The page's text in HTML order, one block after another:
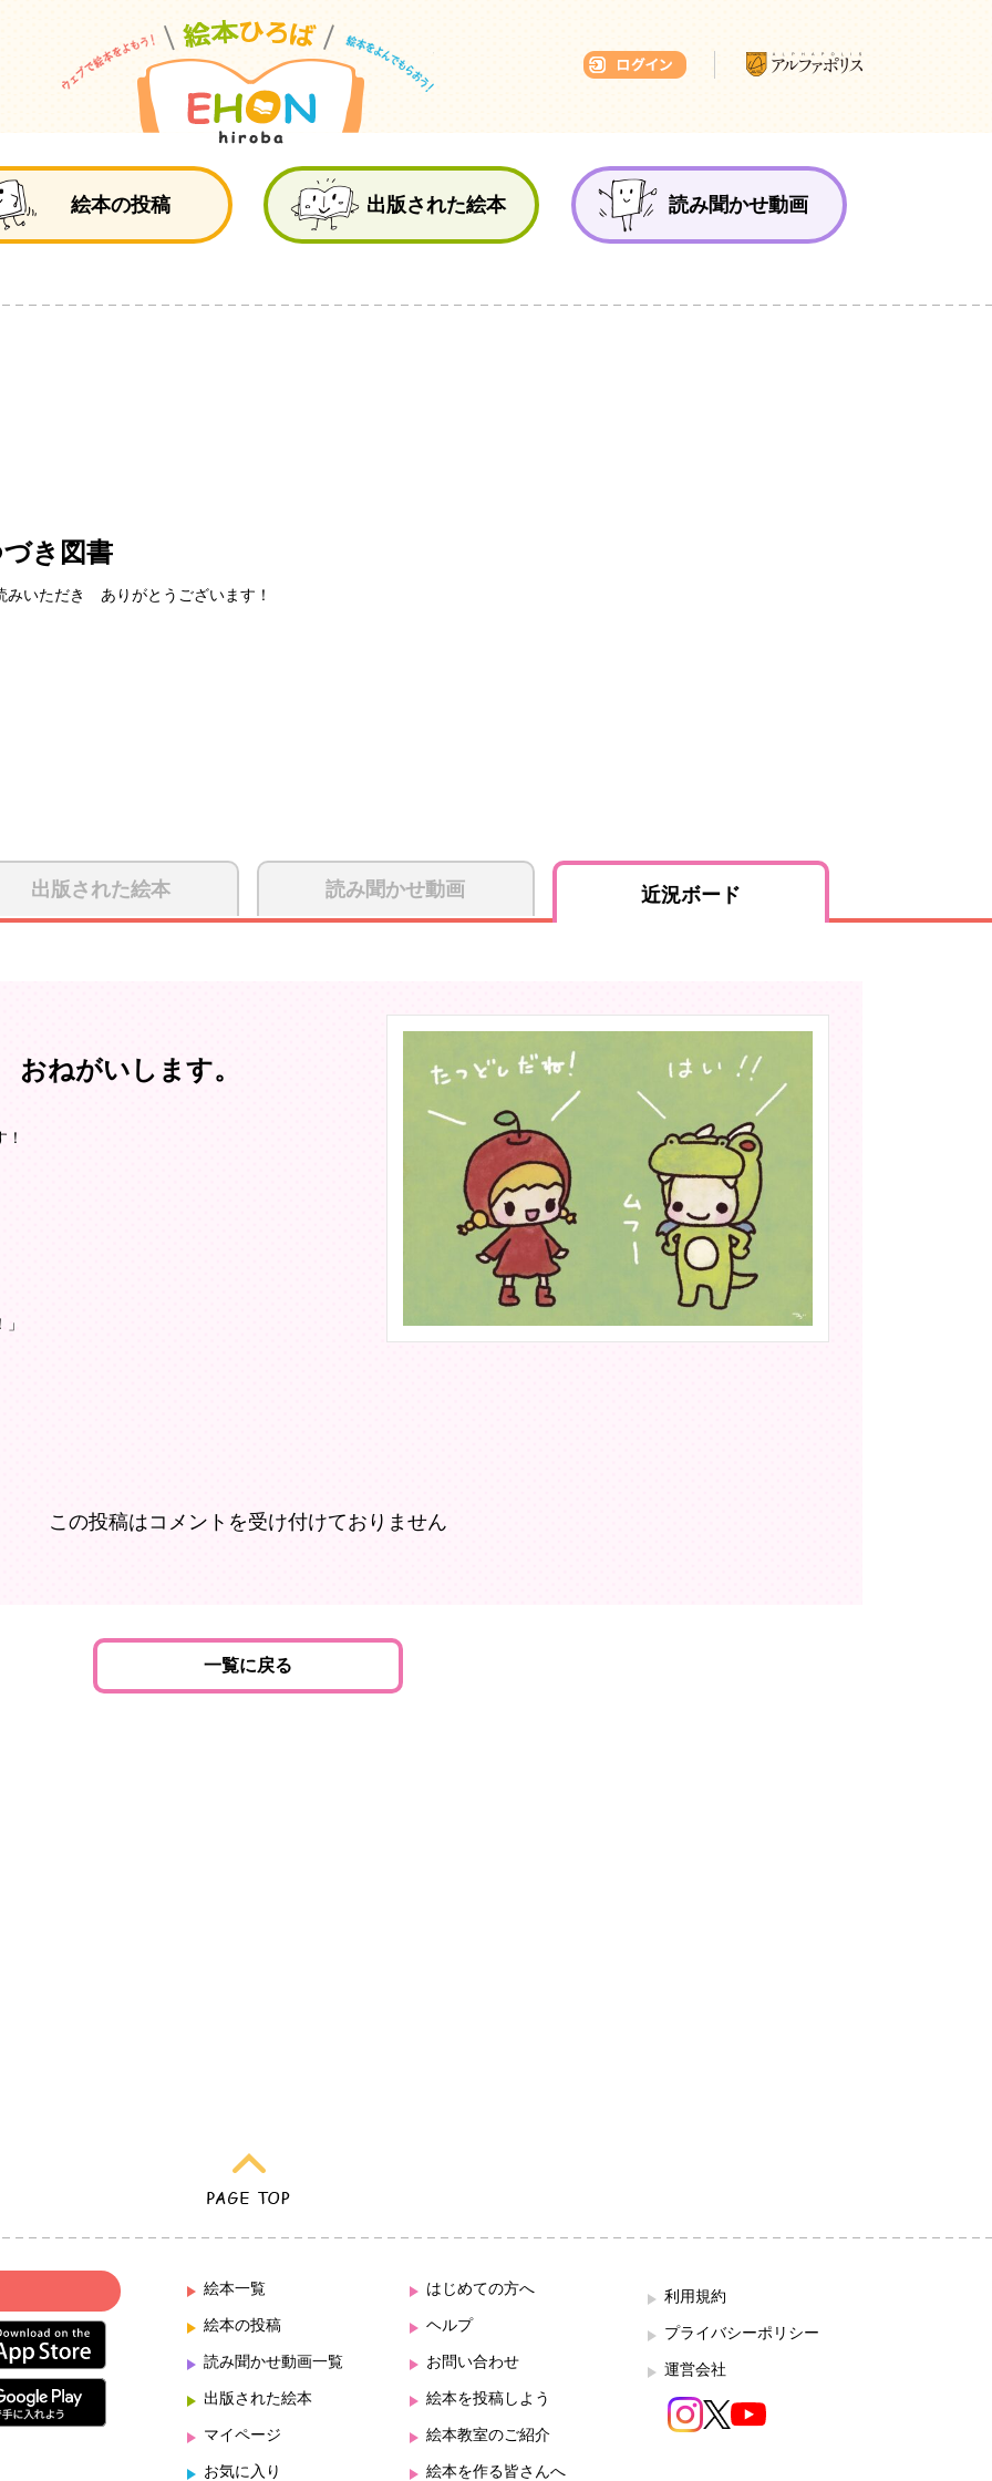
絵本の投稿 出版された絵本 読み聞かせ動画
き図書
みいただき ありがとうございます！
出版された絵本 読み聞かせ動画 近況ボード
ねがいします。
この投稿はコメントを受け付けておりません
一覧に戻る
絵本一覧
絵本の投稿
読み聞かせ動画一覧
出版された絵本
マイページ
お気に入り
はじめての方へ
ヘルプ
お問い合わせ
絵本を投稿しよう
絵本教室のご紹介
絵本を作る皆さんへ
利用規約
プライバシーポリシー
運営会社